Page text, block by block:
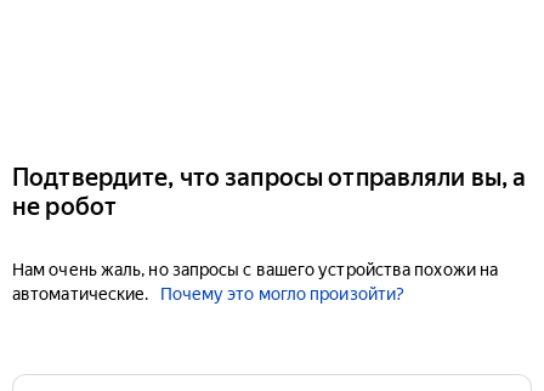
Подтвердите, что запросы отправляли вы, а
не робот
Нам очень жаль, но запросы с вашего устройства похожи на
автоматические.
Почему это могло произойти?